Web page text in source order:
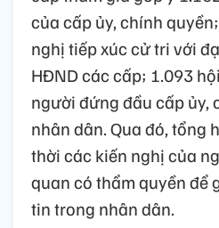
của cấp ủy, chính
nghị tiếp xúc cử tri với
HĐND các cấp; 1.093
người đứng đầu cấp ủy,
nhân dân. Qua đó, tổng
thời các kiến nghị của
quan có thẩm quyền để
tin trong nhân dân.